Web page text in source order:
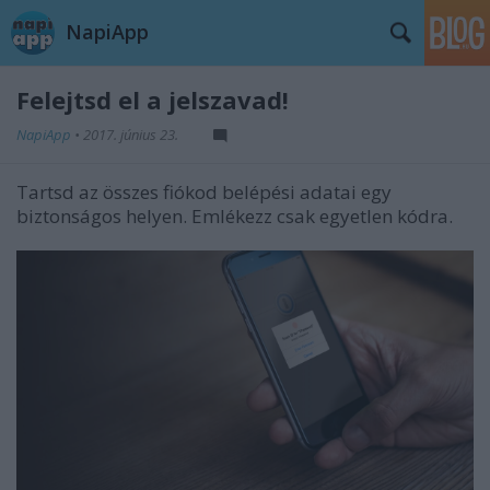
NapiApp
Felejtsd el a jelszavad!
NapiApp • 2017. június 23.
Tartsd az összes fiókod belépési adatai egy
biztonságos helyen. Emlékezz csak egyetlen kódra.